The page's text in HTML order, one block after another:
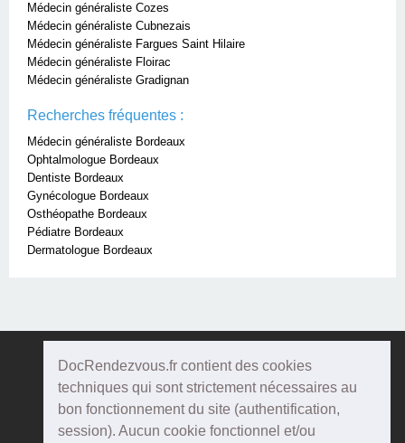
DocRendezvous.fr contient des cookies
techniques qui sont strictement nécessaires au
bon fonctionnement du site (authentification,
session). Aucun cookie fonctionnel et/ou
Médecin généraliste Cozes
Médecin généraliste Cubnezais
Médecin généraliste Fargues Saint Hilaire
Médecin généraliste Floirac
Médecin généraliste Gradignan
Recherches fréquentes :
Médecin généraliste Bordeaux
Ophtalmologue Bordeaux
Dentiste Bordeaux
Gynécologue Bordeaux
Osthéopathe Bordeaux
Pédiatre Bordeaux
Dermatologue Bordeaux
DocRendezvous
Qui sommes-nous ?